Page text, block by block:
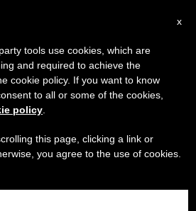
30th, 2015
×
7 de agosto haremos la pausa
que en el periodo de verano
y también el
x
tools use cookies, which are
and required to achieve the
cookie policy. If you want to know
to all or some of the cookies,
policy
this page, clicking a link or
you agree to the use of cookies.